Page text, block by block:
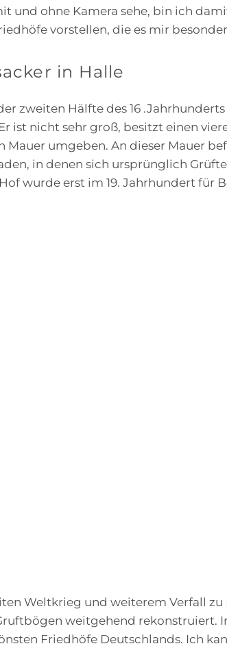
und ohne Kamera sehe, bin ich
vorstellen, die es mir
in Halle
zweiten Hälfte des 16
ist nicht sehr groß, besitzt einen
Mauer umgeben. An dieser Mauer
in denen sich ursprünglich
wurde erst im 19. Jahrhundert für
Weltkrieg und weiterem Verfall zu
weitgehend rekonstruiert.
Friedhöfe Deutschlands. Ich